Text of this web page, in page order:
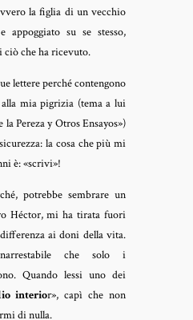
la figlia di un vecchio
appoggiato su se stesso,
che ha ricevuto.
lettere perché contengono
mia pigrizia (tema a lui
Pereza y Otros Ensayos»)
la cosa che più mi
è: «scrivi»!
potrebbe sembrare un
Héctor, mi ha tirata fuori
ai doni della vita.
che solo i
Quando lessi uno dei
interior», capì che non
di nulla.